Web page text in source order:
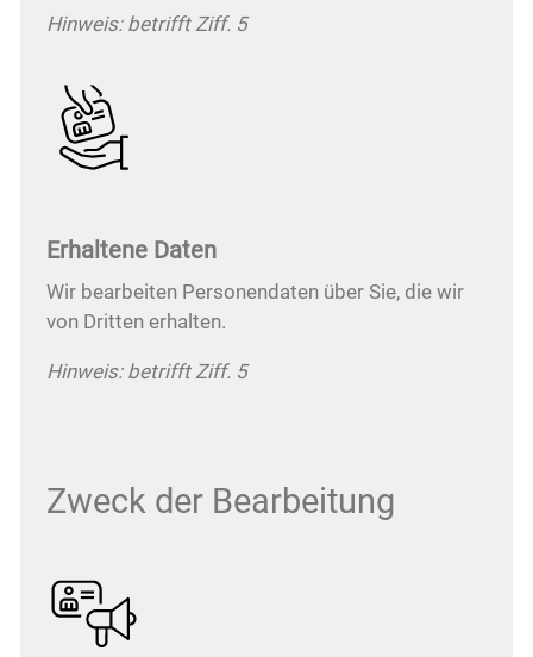
Hinweis: betrifft Ziff. 5
Erhaltene Daten
Wir bearbeiten Personendaten über Sie, die wir
von Dritten erhalten.
Hinweis: betrifft Ziff. 5
Zweck der Bearbeitung